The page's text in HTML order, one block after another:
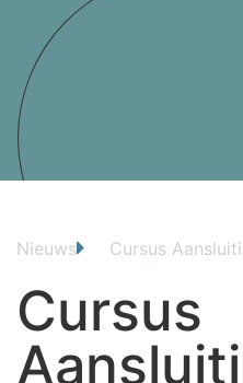
Nieuws Cursus
Cursus